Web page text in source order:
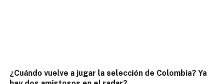
¿Cuándo vuelve a jugar la selección de Colombia? Ya